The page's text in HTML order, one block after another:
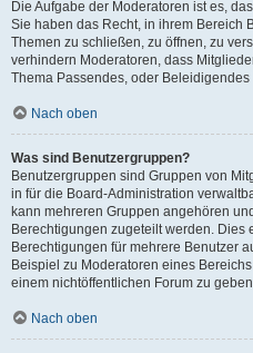
Die Aufgabe der Moderatoren ist es,
Sie haben das Recht, in ihrem Bereich
Themen zu schließen, zu öffnen, zu
verhindern Moderatoren, dass
Thema Passendes, oder Beleidigendes
Nach oben
Was sind Benutzergruppen?
Benutzergruppen sind Gruppen von
in für die Board-Administration
kann mehreren Gruppen angehören
Berechtigungen zugeteilt werden. Dies
Berechtigungen für mehrere Benutzer
Beispiel zu Moderatoren eines
einem nichtöffentlichen Forum zu geben.
Nach oben